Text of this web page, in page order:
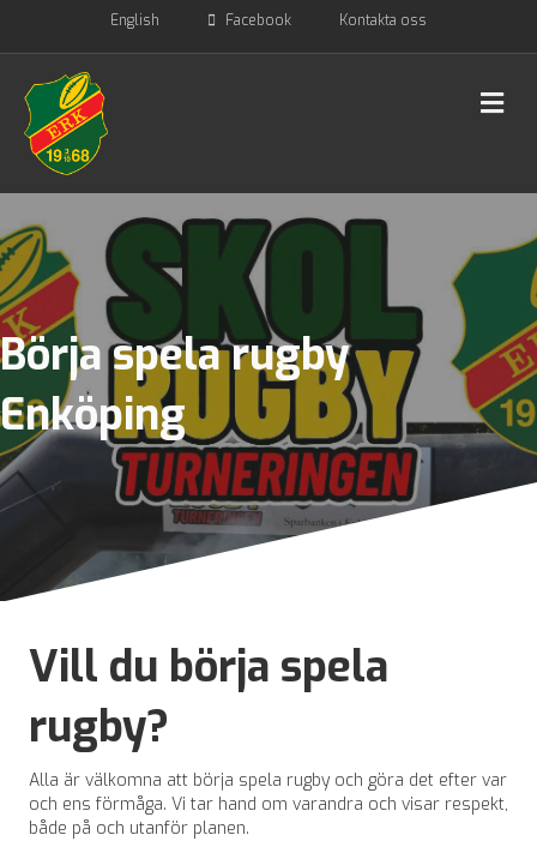
English Facebook Kontakta oss
Börja spela rugby
Enköping
Vill du börja spela
rugby?
Alla är välkomna att börja spela rugby och göra det efter var
och ens förmåga. Vi tar hand om varandra och visar respekt,
både på och utanför planen.